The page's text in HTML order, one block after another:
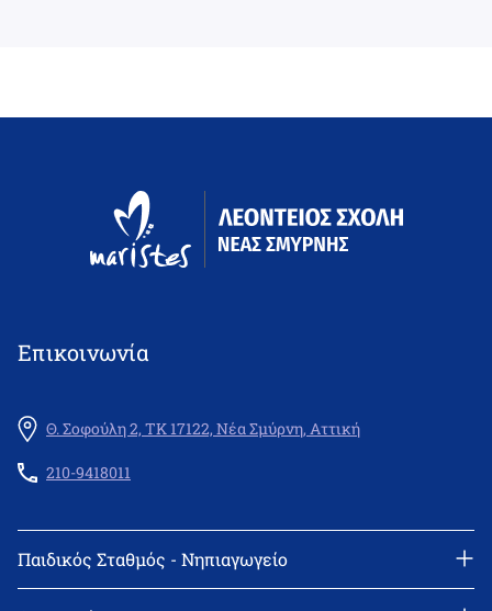
Επικοινωνία
Θ. Σοφούλη 2, ΤΚ 17122, Νέα Σμύρνη, Αττική
210-9418011
Παιδικός Σταθμός - Νηπιαγωγείο